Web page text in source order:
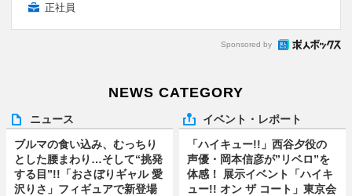
正社員
Sponsored by
NEWS CATEGORY
ニュース
ブルマの食い込み、むっちり
とした腰まわり…そして“挑発
する目”!!「おさぼりギャル 愛
沢りさ」フィギュアで新登場
イベント・レポート
「ハイキュー!!」西谷夕役の
声優・岡本信彦が”リベロ”を
体感！ 展示イベント「ハイキ
ュー!! オン ザ コート」東京会